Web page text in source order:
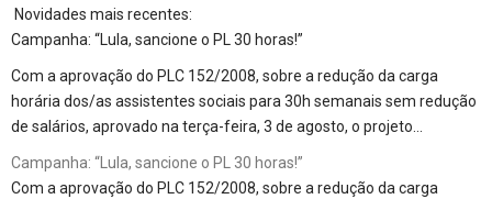
Novidades mais recentes:
Campanha: “Lula, sancione o PL 30 horas!”
Com a aprovação do PLC 152/2008, sobre a redução da carga
horária dos/as assistentes sociais para 30h semanais sem redução
de salários, aprovado na terça-feira, 3 de agosto, o projeto…
Campanha: “Lula, sancione o PL 30 horas!”
Com a aprovação do PLC 152/2008, sobre a redução da carga